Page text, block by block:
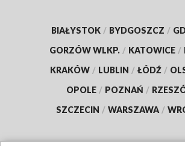
BIAŁYSTOK / BYDGOSZCZ /
GORZÓW WLKP. / KATOWICE /
KRAKÓW / LUBLIN / ŁÓDŹ /
OPOLE / POZNAŃ /
SZCZECIN / WARSZAWA /